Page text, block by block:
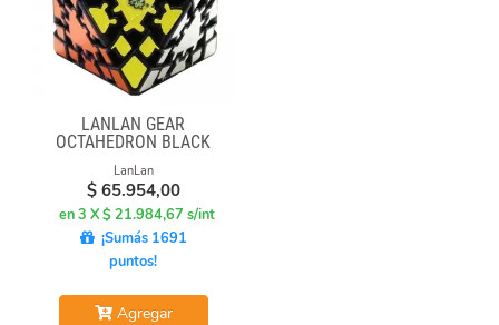
LANLAN GEAR
OCTAHEDRON BLACK
LanLan
$ 65.954,00
en 3 X $ 21.984,67 s/int
¡Sumás 1691
puntos!
Agregar